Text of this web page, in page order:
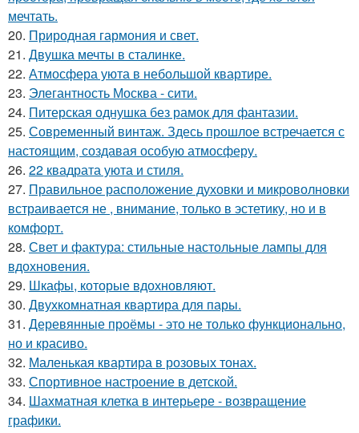
мечтать.
20. Природная гармония и свет.
21. Двушка мечты в сталинке.
22. Атмосфера уюта в небольшой квартире.
23. Элегантность Москва - сити.
24. Питерская однушка без рамок для фантазии.
25. Современный винтаж. Здесь прошлое встречается с
настоящим, создавая особую атмосферу.
26. 22 квадрата уюта и стиля.
27. Правильное расположение духовки и микроволновки
встраивается не , внимание, только в эстетику, но и в
комфорт.
28. Свет и фактура: стильные настольные лампы для
вдохновения.
29. Шкафы, которые вдохновляют.
30. Двухкомнатная квартира для пары.
31. Деревянные проёмы - это не только функционально,
но и красиво.
32. Маленькая квартира в розовых тонах.
33. Спортивное настроение в детской.
34. Шахматная клетка в интерьере - возвращение
графики.